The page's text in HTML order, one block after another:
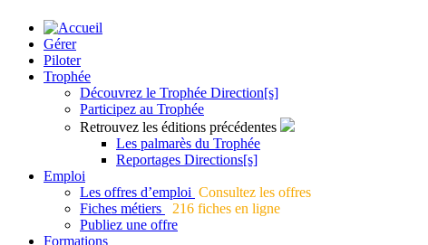
Gérer
Piloter
Trophée
Découvrez le Trophée Direction[s]
Participez au Trophée
Retrouvez les éditions précédentes
Les palmarès du Trophée
Reportages Directions[s]
Emploi
Les offres d’emploi Consultez les offres
Fiches métiers
216 fiches en ligne
Publiez une offre
Formations